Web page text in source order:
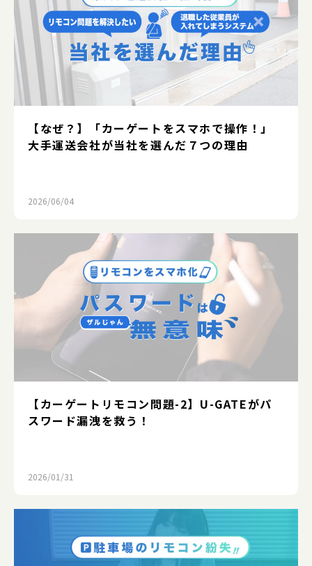
【なぜ？】「カーゲートをスマホで操作！」
大手運送会社が当社を選んだ７つの理由
2026/06/04
【カーゲートリモコン問題-2】U-GATEがパ
スワード漏洩を救う！
2026/01/31